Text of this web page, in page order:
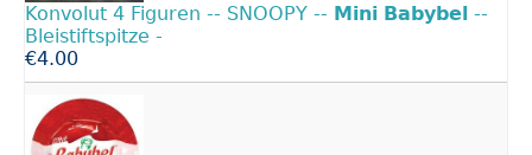
Konvolut 4 Figuren -- SNOOPY -- Mini Babybel --
Bleistiftspitze -
€4.00